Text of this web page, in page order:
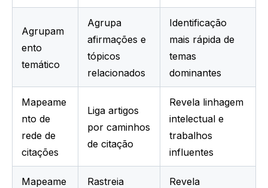
Agrupam
ento
temático
Agrupa
afirmações e
tópicos
relacionados
Identificação
mais rápida de
temas
dominantes
Mapeame
nto de
rede de
citações
Liga artigos
por caminhos
de citação
Revela linhagem
intelectual e
trabalhos
influentes
Mapeame
Rastreia
Revela